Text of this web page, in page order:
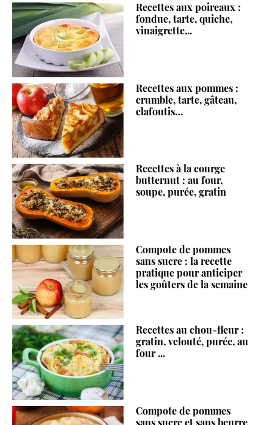
Recettes aux poireaux :
fondue, tarte, quiche,
vinaigrette...
Recettes aux pommes :
crumble, tarte, gâteau,
clafoutis…
Recettes à la courge
butternut : au four,
soupe, purée, gratin
Compote de pommes
sans sucre : la recette
pratique pour anticiper
les goûters de la semaine
Recettes au chou-fleur :
gratin, velouté, purée, au
four ...
Compote de pommes
sans sucre et sans beurre